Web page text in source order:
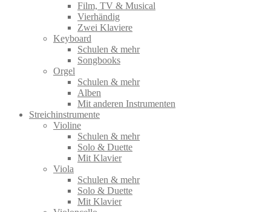
Film, TV & Musical
Vierhändig
Zwei Klaviere
Keyboard
Schulen & mehr
Songbooks
Orgel
Schulen & mehr
Alben
Mit anderen Instrumenten
Streichinstrumente
Violine
Schulen & mehr
Solo & Duette
Mit Klavier
Viola
Schulen & mehr
Solo & Duette
Mit Klavier